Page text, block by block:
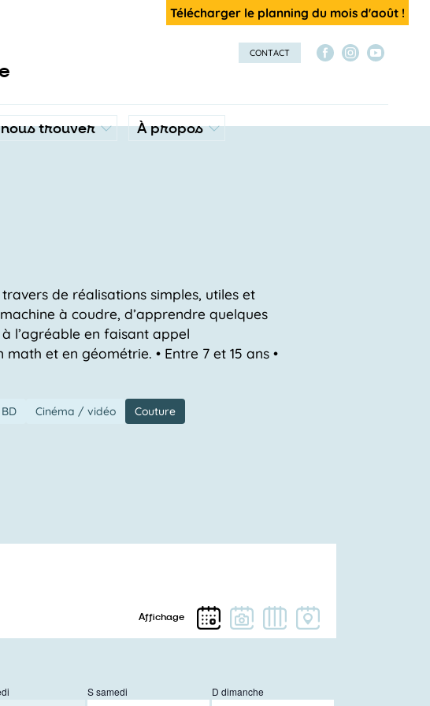
Télécharger le planning du mois d'août !
nous trouver À propos
CONTACT
de réalisations simples, utiles et
à coudre, d’apprendre quelques
l’agréable en faisant appel
et en géométrie. • Entre 7 et 15 ans •
BD Cinéma / vidéo
Couture
Ssamedi D dimanche